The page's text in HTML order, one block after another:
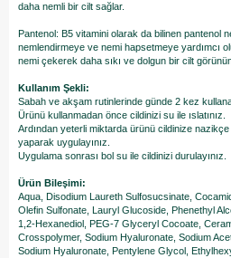
daha nemli bir cilt sağlar.
Pantenol: B5 vitamini olarak da bilinen pantenol
nemlendirmeye ve nemi hapsetmeye yardımcı
nemi çekerek daha sıkı ve dolgun bir cilt
Kullanım Şekli:
Sabah ve akşam rutinlerinde günde 2 kez
Ürünü kullanmadan önce cildinizi su ile ıslatınız.
Ardından yeterli miktarda ürünü cildinize
yaparak uygulayınız.
​Uygulama sonrası bol su ile cildinizi durulayınız.
Ürün Bileşimi:
Aqua, Disodium Laureth Sulfosucsinate,
Olefin Sulfonate, Lauryl Glucoside, Phenethyl
1,2-Hexanediol, PEG-7 Glyceryl Cocoate,
Crosspolymer, Sodium Hyaluronate, Sodium
Sodium Hyaluronate, Pentylene Glycol,